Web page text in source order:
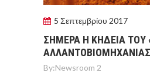
5 Σεπτεμβρίου 2017
ΣΗΜΕΡΑ Η ΚΗΔΕΙΑ ΤΟΥ
By:Newsroom 2